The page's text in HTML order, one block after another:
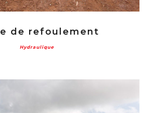
de refoulement
Hydraulique